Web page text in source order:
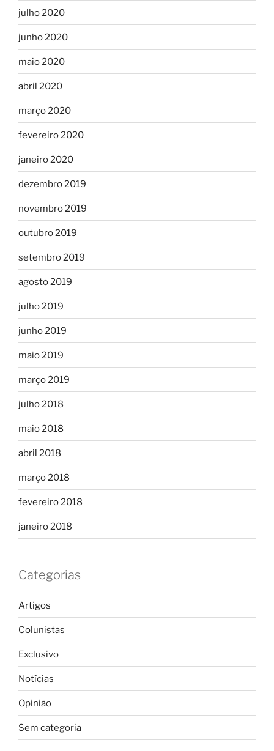
julho 2020
junho 2020
maio 2020
abril 2020
março 2020
fevereiro 2020
janeiro 2020
dezembro 2019
novembro 2019
outubro 2019
setembro 2019
agosto 2019
julho 2019
junho 2019
maio 2019
março 2019
julho 2018
maio 2018
abril 2018
março 2018
fevereiro 2018
janeiro 2018
Categorias
Artigos
Colunistas
Exclusivo
Notícias
Opinião
Sem categoria